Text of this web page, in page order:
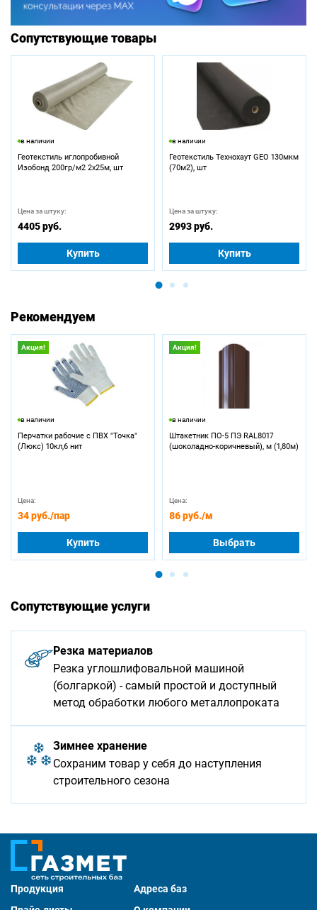
Сопутствующие товары
в наличии
Геотекстиль иглопробивной
Изобонд 200гр/м2 2х25м, шт
Цена за штуку:
4405 руб.
Купить
в наличии
Геотекстиль Технохаут GEO 130мкм
(70м2), шт
Цена за штуку:
2993 руб.
Купить
Рекомендуем
Акция!
в наличии
Перчатки рабочие с ПВХ "Точка"
(Люкс) 10кл,6 нит
Цена:
34 руб./пар
Купить
Акция!
в наличии
Штакетник ПО-5 ПЭ RAL8017
(шоколадно-коричневый), м (1,80м)
Цена:
86 руб./м
Выбрать
Сопутствующие услуги
Резка материалов
Резка углошлифовальной машиной
(болгаркой) - самый простой и доступный
метод обработки любого металлопроката
Зимнее хранение
Сохраним товар у себя до наступления
строительного сезона
Продукция
Адреса баз